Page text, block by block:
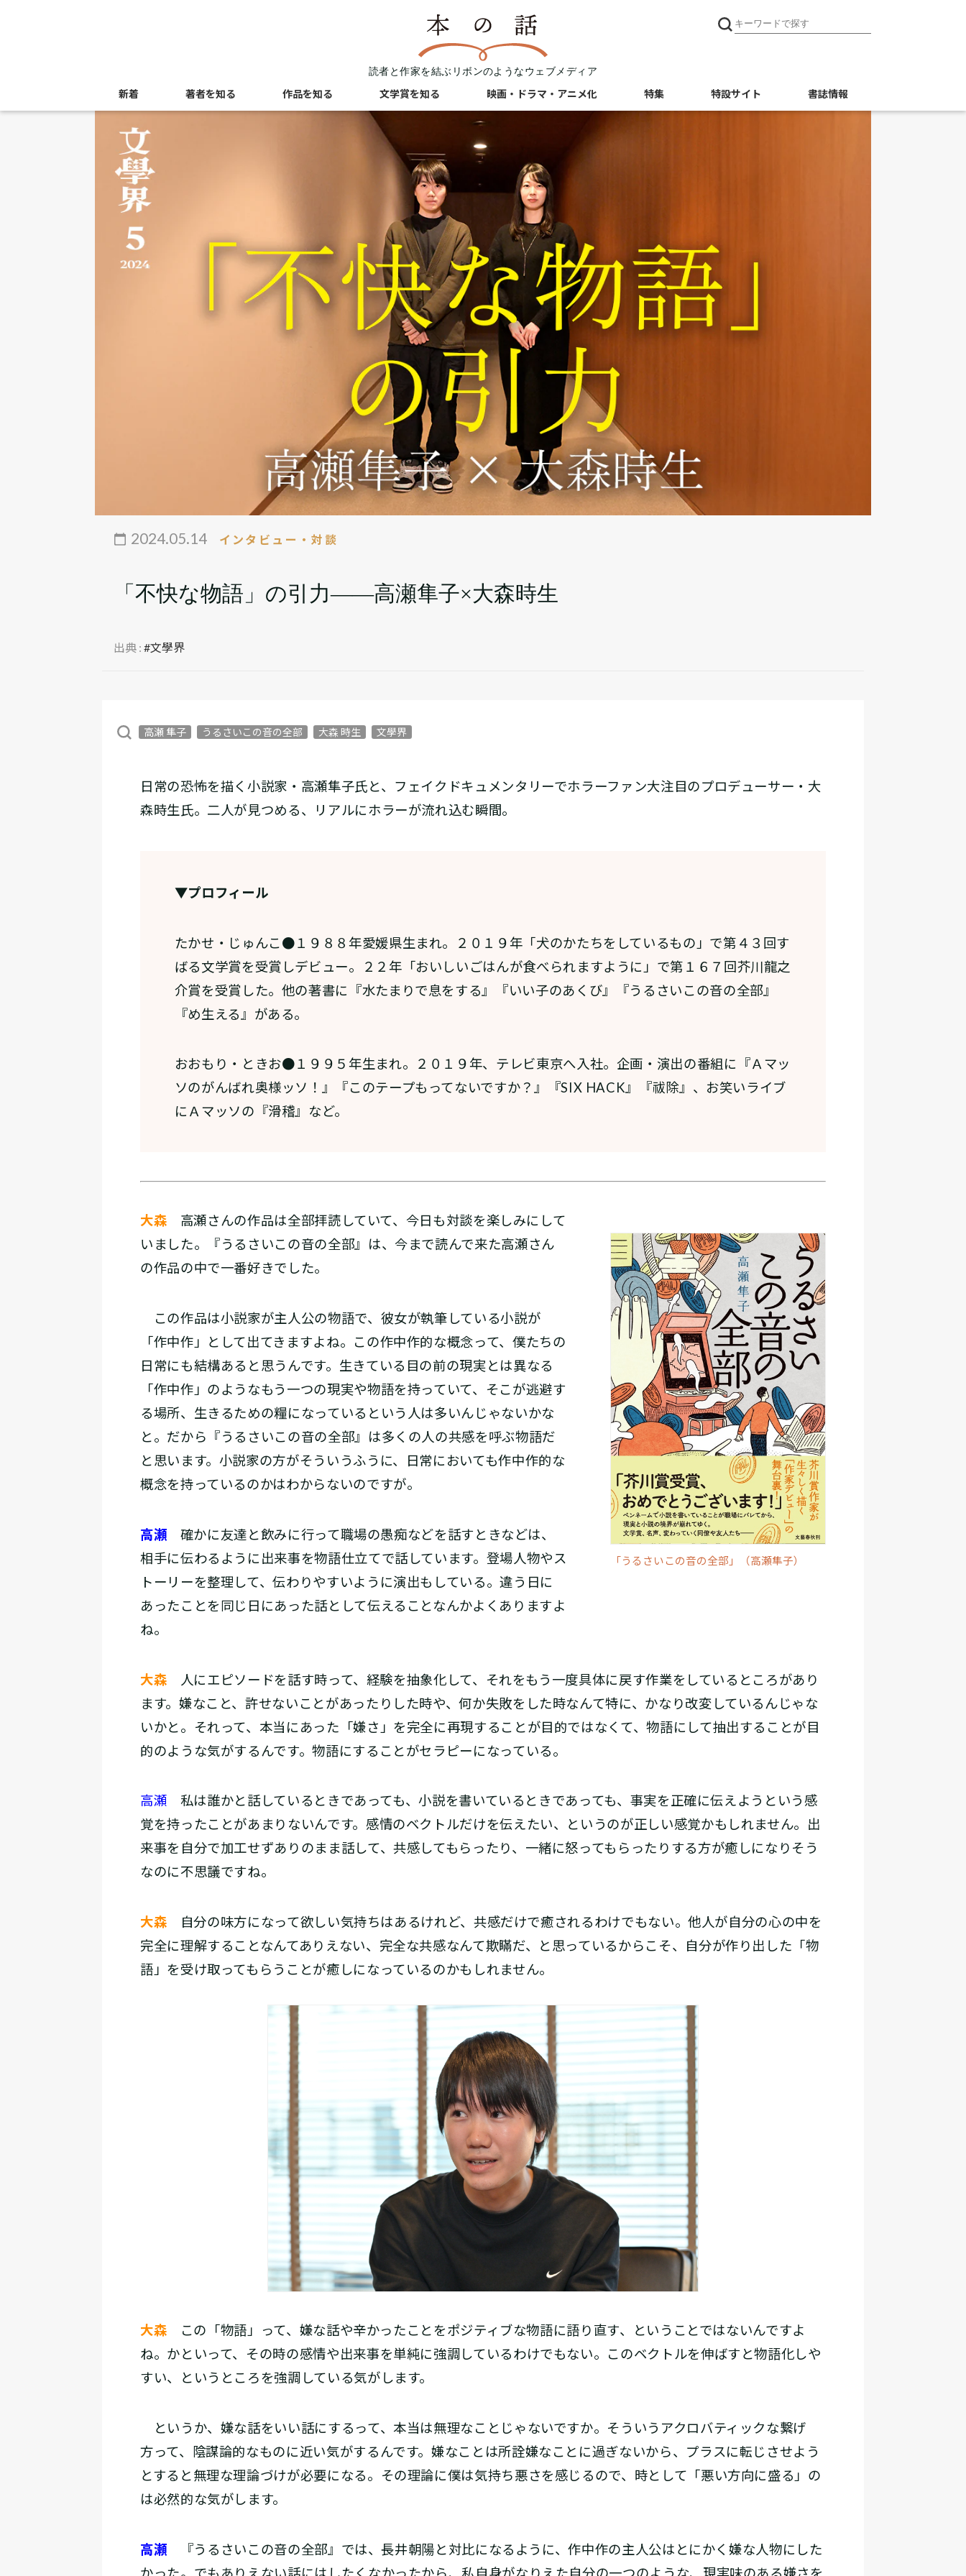
読者と作家を結ぶリボンのようなウェブメディア
新着 著者を知る 作品を知る 文学賞を知る 映画・ドラマ・アニメ化 特集 特設サイト 書誌情報
2024.05.14 インタビュー・対談
「不快な物語」の引力――高瀬隼子×大森時生
出典 : #文學界
高瀬 隼子 うるさいこの音の全部 大森 時生 文學界
日常の恐怖を描く小説家・高瀬隼子氏と、フェイクドキュメンタリーでホラーファン大注目のプロデューサー・大
森時生氏。二人が見つめる、リアルにホラーが流れ込む瞬間。
▼プロフィール
たかせ・じゅんこ●１９８８年愛媛県生まれ。２０１９年「犬のかたちをしているもの」で第４３回す
ばる文学賞を受賞しデビュー。２２年「おいしいごはんが食べられますように」で第１６７回芥川龍之
介賞を受賞した。他の著書に『水たまりで息をする』『いい子のあくび』『うるさいこの音の全部』
『め生える』がある。
おおもり・ときお●１９９５年生まれ。２０１９年、テレビ東京へ入社。企画・演出の番組に『Ａマッ
ソのがんばれ奥様ッソ！』『このテープもってないですか？』『SIX HACK』『祓除』、お笑いライブ
にＡマッソの『滑稽』など。
「うるさいこの音の全部」（高瀬隼子）
大森 高瀬さんの作品は全部拝読していて、今日も対談を楽しみにして
いました。『うるさいこの音の全部』は、今まで読んで来た高瀬さん
の作品の中で一番好きでした。
この作品は小説家が主人公の物語で、彼女が執筆している小説が
「作中作」として出てきますよね。この作中作的な概念って、僕たちの
日常にも結構あると思うんです。生きている目の前の現実とは異なる
「作中作」のようなもう一つの現実や物語を持っていて、そこが逃避す
る場所、生きるための糧になっているという人は多いんじゃないかな
と。だから『うるさいこの音の全部』は多くの人の共感を呼ぶ物語だ
と思います。小説家の方がそういうふうに、日常においても作中作的な
概念を持っているのかはわからないのですが。
高瀬 確かに友達と飲みに行って職場の愚痴などを話すときなどは、
相手に伝わるように出来事を物語仕立てで話しています。登場人物やス
トーリーを整理して、伝わりやすいように演出もしている。違う日に
あったことを同じ日にあった話として伝えることなんかよくありますよ
ね。
大森 人にエピソードを話す時って、経験を抽象化して、それをもう一度具体に戻す作業をしているところがあり
ます。嫌なこと、許せないことがあったりした時や、何か失敗をした時なんて特に、かなり改変しているんじゃな
いかと。それって、本当にあった「嫌さ」を完全に再現することが目的ではなくて、物語にして抽出することが目
的のような気がするんです。物語にすることがセラピーになっている。
高瀬 私は誰かと話しているときであっても、小説を書いているときであっても、事実を正確に伝えようという感
覚を持ったことがあまりないんです。感情のベクトルだけを伝えたい、というのが正しい感覚かもしれません。出
来事を自分で加工せずありのまま話して、共感してもらったり、一緒に怒ってもらったりする方が癒しになりそう
なのに不思議ですね。
大森 自分の味方になって欲しい気持ちはあるけれど、共感だけで癒されるわけでもない。他人が自分の心の中を
完全に理解することなんてありえない、完全な共感なんて欺瞞だ、と思っているからこそ、自分が作り出した「物
語」を受け取ってもらうことが癒しになっているのかもしれません。
大森 この「物語」って、嫌な話や辛かったことをポジティブな物語に語り直す、ということではないんですよ
ね。かといって、その時の感情や出来事を単純に強調しているわけでもない。このベクトルを伸ばすと物語化しや
すい、というところを強調している気がします。
というか、嫌な話をいい話にするって、本当は無理なことじゃないですか。そういうアクロバティックな繋げ
方って、陰謀論的なものに近い気がするんです。嫌なことは所詮嫌なことに過ぎないから、プラスに転じさせよう
とすると無理な理論づけが必要になる。その理論に僕は気持ち悪さを感じるので、時として「悪い方向に盛る」の
は必然的な気がします。
高瀬 『うるさいこの音の全部』では、長井朝陽と対比になるように、作中作の主人公はとにかく嫌な人物にした